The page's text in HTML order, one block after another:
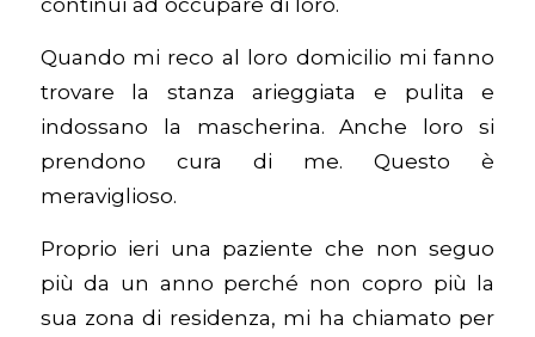
Quando mi reco al loro domicilio mi fanno
trovare la stanza arieggiata e pulita e
indossano la mascherina. Anche loro si
prendono cura di me. Questo è
meraviglioso.
Proprio ieri una paziente che non seguo
più da un anno perché non copro più la
sua zona di residenza, mi ha chiamato per